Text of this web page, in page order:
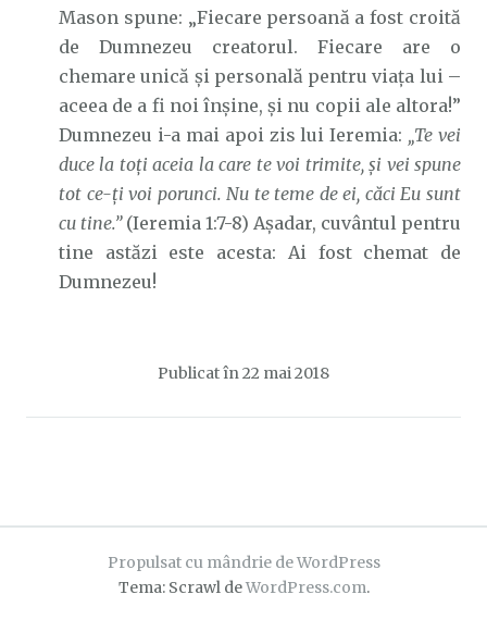
Mason spune: „Fiecare persoană a fost croită
de Dumnezeu creatorul. Fiecare are o
chemare unică și personală pentru viața lui –
aceea de a fi noi înșine, și nu copii ale altora!”
Dumnezeu i-a mai apoi zis lui Ieremia: „Te vei
duce la toţi aceia la care te voi trimite, şi vei spune
tot ce-ţi voi porunci. Nu te teme de ei, căci Eu sunt
cu tine.”(Ieremia 1:7-8) Așadar, cuvântul pentru
tine astăzi este acesta: Ai fost chemat de
Dumnezeu!
Publicat în 22 mai 2018
Propulsat cu mândrie de WordPress
Tema: Scrawl deWordPress.com.